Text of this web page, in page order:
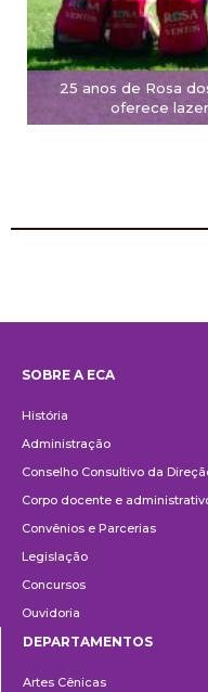
25 anos de Rosa
oferece
SOBRE A ECA
História
Administração
Conselho Consultivo da
Corpo docente e
Convênios e Parcerias
Legislação
Concursos
Ouvidoria
DEPARTAMENTOS
Artes Cênicas